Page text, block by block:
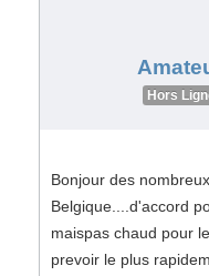
Hors
Bonjour des
Belgique....d'accord
maispas chaud pour
prevoir le plus